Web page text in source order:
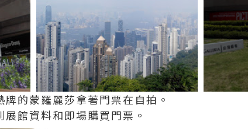
的蒙羅麗莎拿著門票在自拍。
館資料和即場購買門票。